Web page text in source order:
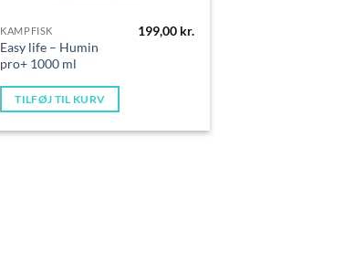
KAMPFISK
Easy life – Humin
pro+ 1000 ml
199,00 kr.
TILFØJ TIL KURV